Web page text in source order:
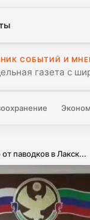
СОБЫТИЙ И
газета с
паводков в Лакск...